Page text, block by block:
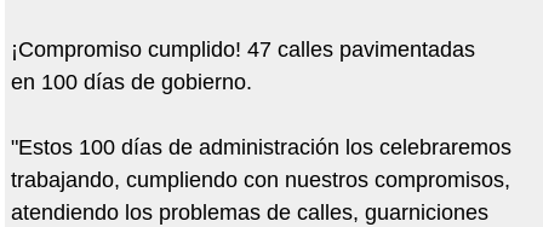
¡Compromiso cumplido! 47 calles pavimentadas
en 100 días de gobierno.
"Estos 100 días de administración los celebraremos
trabajando, cumpliendo con nuestros compromisos,
atendiendo los problemas de calles, guarniciones